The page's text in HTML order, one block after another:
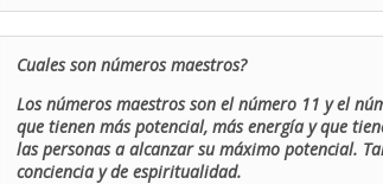
Cuales son números maestros?
Los números maestros son el número 11 y el
que tienen más potencial, más energía y que
las personas a alcanzar su máximo potencial.
conciencia y de espiritualidad.